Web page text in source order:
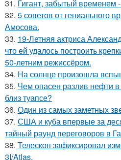
31. Гигант, забытый временем
32. 5 советов от гениального
Амосова.
33. 19-Летняя актриса
что ей удалось построить
50-летним режиссёром.
34. На солнце произошла
35. Чем опасен разлив нефти
близ туапсе?
36. Один из самых заметных
37. США и куба впервые за
тайный раунд переговоров в
38. Телескоп зафиксировал
3I/Atlas.